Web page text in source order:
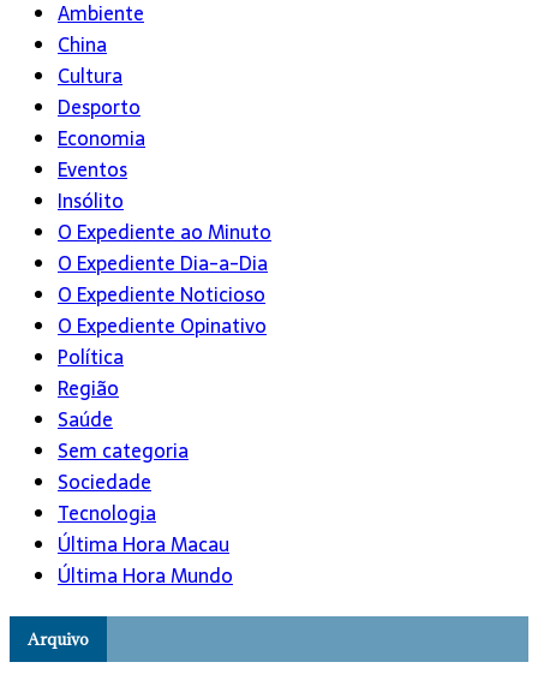
Ambiente
China
Cultura
Desporto
Economia
Eventos
Insólito
O Expediente ao Minuto
O Expediente Dia-a-Dia
O Expediente Noticioso
O Expediente Opinativo
Política
Região
Saúde
Sem categoria
Sociedade
Tecnologia
Última Hora Macau
Última Hora Mundo
Arquivo